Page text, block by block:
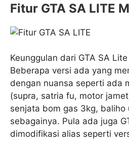
Fitur GTA SA LITE
Keunggulan dari GTA SA
Beberapa versi ada yang
dengan nuansa seperti ada
(supra, satria fu, motor
senjata bom gas 3kg, baliho
sebagainya. Pula ada juga
dimodifikasi alias seperti